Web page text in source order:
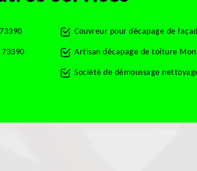
Couvreur pour décapage de
Artisan décapage de toiture
Société de démoussage